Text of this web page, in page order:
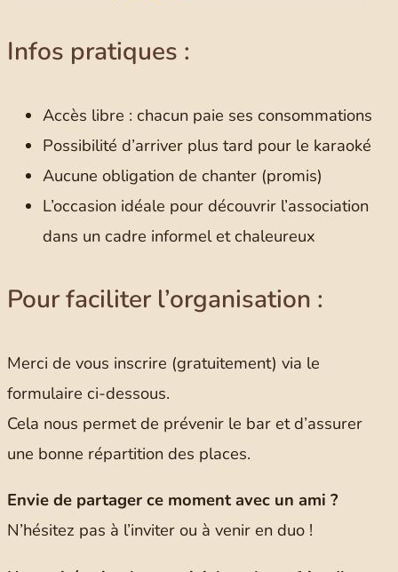
Infos pratiques :
Accès libre : chacun paie ses consommations
Possibilité d’arriver plus tard pour le karaoké
Aucune obligation de chanter (promis)
L’occasion idéale pour découvrir l’association
dans un cadre informel et chaleureux
Pour faciliter l’organisation :
Merci de vous inscrire (gratuitement) via le
formulaire ci-dessous.
Cela nous permet de prévenir le bar et d’assurer
une bonne répartition des places.
Envie de partager ce moment avec un ami ?
N’hésitez pas à l’inviter ou à venir en duo !